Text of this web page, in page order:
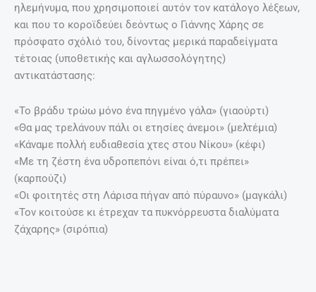
ηλεμήνυμα, που χρησιμοποιεί αυτόν τον κατάλογο λέξεων,
και που το κοροϊδεύει δεόντως ο Γιάννης Χάρης σε
πρόσφατο σχόλιό του, δίνοντας μερικά παραδείγματα
τέτοιας (υποθετικής και αγλωσσολόγητης)
αντικατάστασης:
«Το βράδυ τρώω μόνο ένα πηγμένο γάλα» (γιαούρτι)
«Θα μας τρελάνουν πάλι οι ετησίες άνεμοι» (μελτέμια)
«Κάναμε πολλή ευδιαθεσία χτες στου Νίκου» (κέφι)
«Με τη ζέστη ένα υδροπεπόνι είναι ό,τι πρέπει»
(καρπούζι)
«Οι φοιτητές στη Λάρισα πήγαν από πύραυνο» (μαγκάλι)
«Τον κοιτούσε κι έτρεχαν τα πυκνόρρευστα διαλύματα
ζάχαρης» (σιρόπια)